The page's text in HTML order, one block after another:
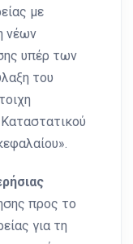
με
νέων
υπέρ των
του
προς το
για τη